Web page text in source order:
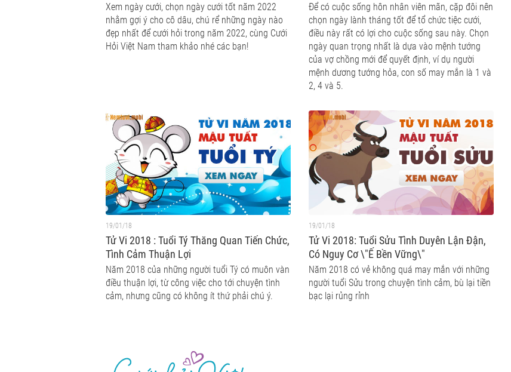
Xem ngày cưới, chọn ngày cưới tốt năm 2022
nhằm gợi ý cho cô dâu, chú rể những ngày nào
đẹp nhất để cưới hỏi trong năm 2022, cùng Cưới
Hỏi Việt Nam tham khảo nhé các bạn!
Để có cuộc sống hôn nhân viên mãn, cặp đôi nên
chọn ngày lành tháng tốt để tổ chức tiệc cưới,
điều này rất có lợi cho cuộc sống sau này. Chọn
ngày quan trọng nhất là dựa vào mệnh tướng
của vợ chồng mới để quyết định, ví dụ người
mệnh dương tướng hỏa, con số may mắn là 1 và
2, 4 và 5.
19/01/18
Tử Vi 2018 : Tuổi Tý Thăng Quan Tiến Chức,
Tình Cảm Thuận Lợi
Năm 2018 của những người tuổi Tý có muôn vàn
điều thuận lợi, từ công việc cho tới chuyện tình
cảm, nhưng cũng có không ít thứ phải chú ý.
19/01/18
Tử Vi 2018: Tuổi Sửu Tình Duyên Lận Đận,
Có Nguy Cơ \"Ế Bền Vững\"
Năm 2018 có vẻ không quá may mắn với những
người tuổi Sửu trong chuyện tình cảm, bù lại tiền
bạc lại rủng rỉnh